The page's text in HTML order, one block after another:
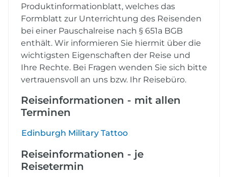
Produktinformationblatt, welches das
Formblatt zur Unterrichtung des Reisenden
bei einer Pauschalreise nach § 651a BGB
enthält. Wir informieren Sie hiermit über die
wichtigsten Eigenschaften der Reise und
Ihre Rechte. Bei Fragen wenden Sie sich bitte
vertrauensvoll an uns bzw. Ihr Reisebüro.
Reiseinformationen - mit allen
Terminen
Edinburgh Military Tattoo
Reiseinformationen - je
Reisetermin